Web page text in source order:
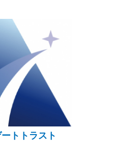
ートトラスト